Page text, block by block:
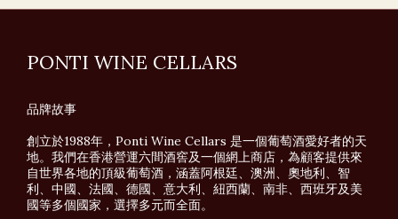
PONTI WINE CELLARS
品牌故事
創立於1988年，Ponti Wine Cellars 是一個葡萄酒愛好者的天
地。我們在香港營運六間酒窖及一個網上商店，為顧客提供來
自世界各地的頂級葡萄酒，涵蓋阿根廷、澳洲、奧地利、智
利、中國、法國、德國、意大利、紐西蘭、南非、西班牙及美
國等多個國家，選擇多元而全面。